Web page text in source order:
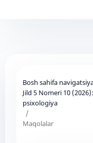
Bosh sahifa
Jild 5 Nomeri 10
psixologiya
/
Maqolalar